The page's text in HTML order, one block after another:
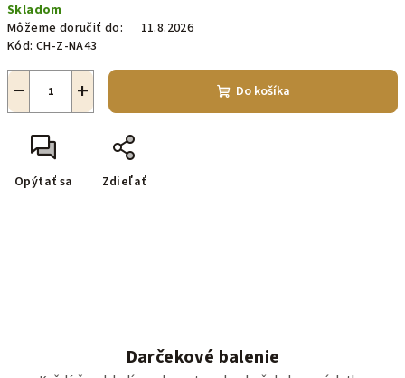
cena:
Skladom
Môžeme doručiť do:
11.8.2026
Kód: CH-Z-NA43
+
− Do košíka
Opýtať sa Zdieľať
Darčekové balenie